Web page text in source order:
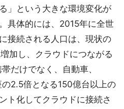
」という大きな環境変化が
具体的には、2015年に全世
接続される人口は、現状の
加し、クラウドにつながる
だけでなく、自動車、
2.5倍となる150億台以上の
ト化してクラウドに接続さ